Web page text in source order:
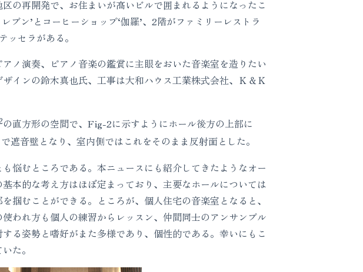
の再開発で、お住まいが高いビルで囲まれるようになったこ
ブン’とコーヒーショップ‘伽羅’、2階がファミリーレストラ
ッセラがある。
ノ演奏、ピアノ音楽の鑑賞に主眼をおいた音楽室を造りたい
インの鈴木真也氏、工事は大和ハウス工業株式会社、Ｋ＆Ｋ
の直方形の空間で、Fig-2に示すようにホール後方の上部に
音壁となり、室内側ではこれをそのまま反射面とした。
悩むところである。本ニュースにも紹介してきたようなオー
本的な考え方はほぼ定まっており、主要なホールについては
掴むことができる。ところが、個人住宅の音楽室となると、
われ方も個人の練習からレッスン、仲間同士のアンサンブル
る姿勢と嗜好がまた多様であり、個性的である。幸いにもこ
た。